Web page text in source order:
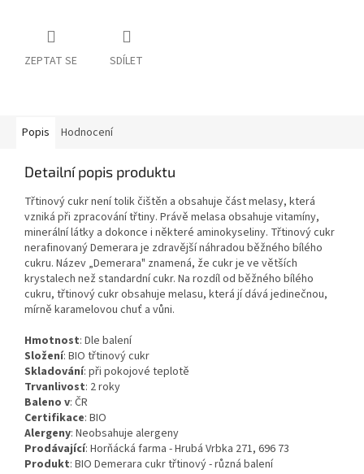
ZEPTAT SE SDÍLET
Popis Hodnocení
Detailní popis produktu
Třtinový cukr není tolik čištěn a obsahuje část melasy, která
vzniká při zpracování třtiny. Právě melasa obsahuje vitamíny,
minerální látky a dokonce i některé aminokyseliny. Třtinový cukr
nerafinovaný Demerara je zdravější náhradou běžného bílého
cukru. Název „Demerara" znamená, že cukr je ve větších
krystalech než standardní cukr. Na rozdíl od běžného bílého
cukru, třtinový cukr obsahuje melasu, která jí dává jedinečnou,
mírně karamelovou chuť a vůni.
Hmotnost: Dle balení
Složení: BIO třtinový cukr
Skladování: při pokojové teplotě
Trvanlivost: 2 roky
Baleno v: ČR
Certifikace: BIO
Alergeny: Neobsahuje alergeny
Prodávající: Horňácká farma - Hrubá Vrbka 271, 696 73
Produkt: BIO Demerara cukr třtinový - různá balení